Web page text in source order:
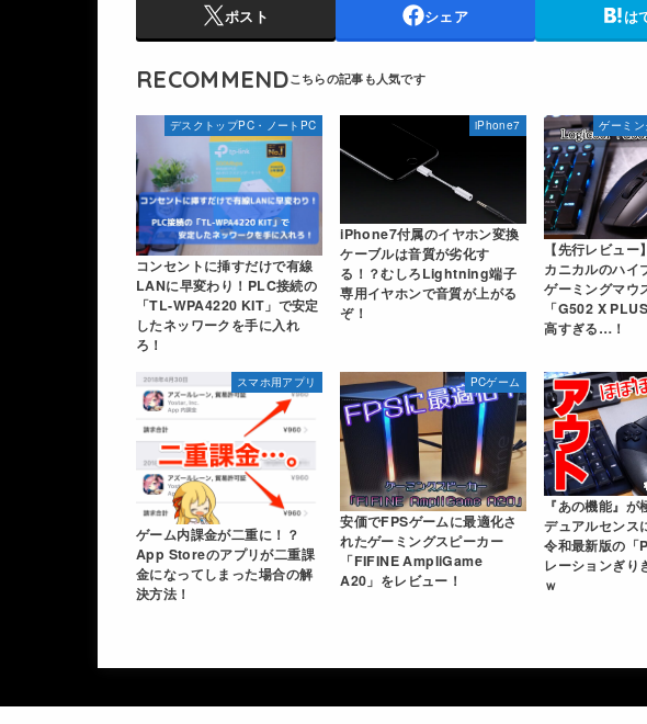
ポスト シェア は
RECOMMEND
デスクトップPC・ノートPC
コンセントに挿すだけで有線
LANに早変わり！PLC接続の
「TL-WPA4220 KIT」で安定
したネッワークを手に入れ
ろ！
iPhone7
iPhone7付属のイヤホン変換
ケーブルは音質が劣化す
る！？むしろLightning端子
専用イヤホンで音質が上がる
ぞ！
ゲーミ
【先行レビュー
カニカルのハイ
ゲーミングマウ
「G502 X
高すぎる…！
スマホ用アプリ
ゲーム内課金が二重に！？
App Storeのアプリが二重課
金になってしまった場合の解
決方法！
PCゲーム
安価でFPSゲームに最適化さ
れたゲーミングスピーカー
「FIFINE AmpliGame
A20」をレビュー！
『あの機能』が
デュアルセンス
令和最新版の「
レーションぎり
ｗ